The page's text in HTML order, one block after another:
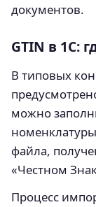
документов.
GTIN в 1С:
В типовых
можно
файла,
«Честном
Процесс